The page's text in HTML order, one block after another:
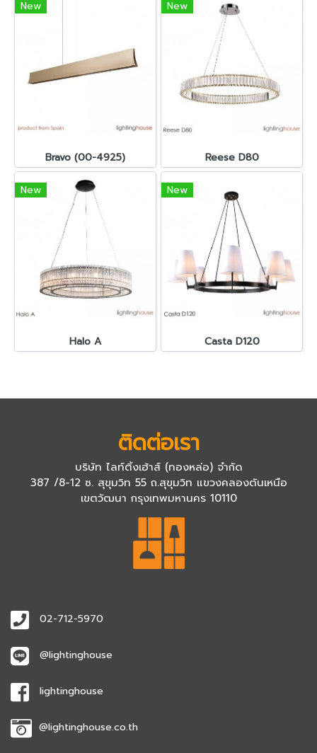
New
Bravo (00-4925)
New
Reese D80
New
Halo A
New
Casta D120
ติดต่อเรา
บริษัท ไลท์ติ้งเฮ้าส์ (ทองหล่อ) จำกัด
387 /8-12 ซ. สุขุมวิท 55 ถ.สุขุมวิท แขวงคลองตันเหนือ
เขตวัฒนา กรุงเทพมหานคร 10110
02-712-5970
@lightinghouse
lightinghouse
@lightinghouse.co.th